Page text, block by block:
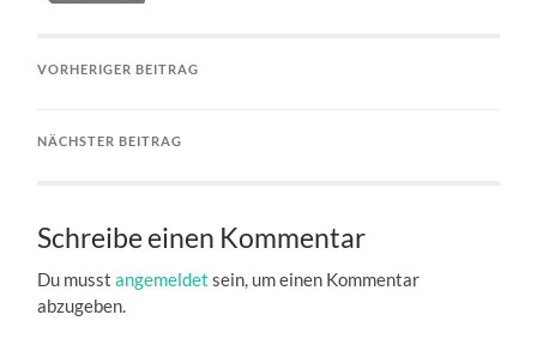
VORHERIGER BEITRAG
NÄCHSTER BEITRAG
Schreibe einen Kommentar
Du musstangemeldet sein, um einen Kommentar
abzugeben.